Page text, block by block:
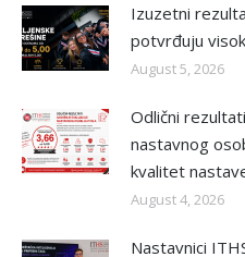
Izuzetni
potvrđuju
August 5, 2026
Odlični
nastavnog
kvalitet
August 4, 2026
Nastavnici